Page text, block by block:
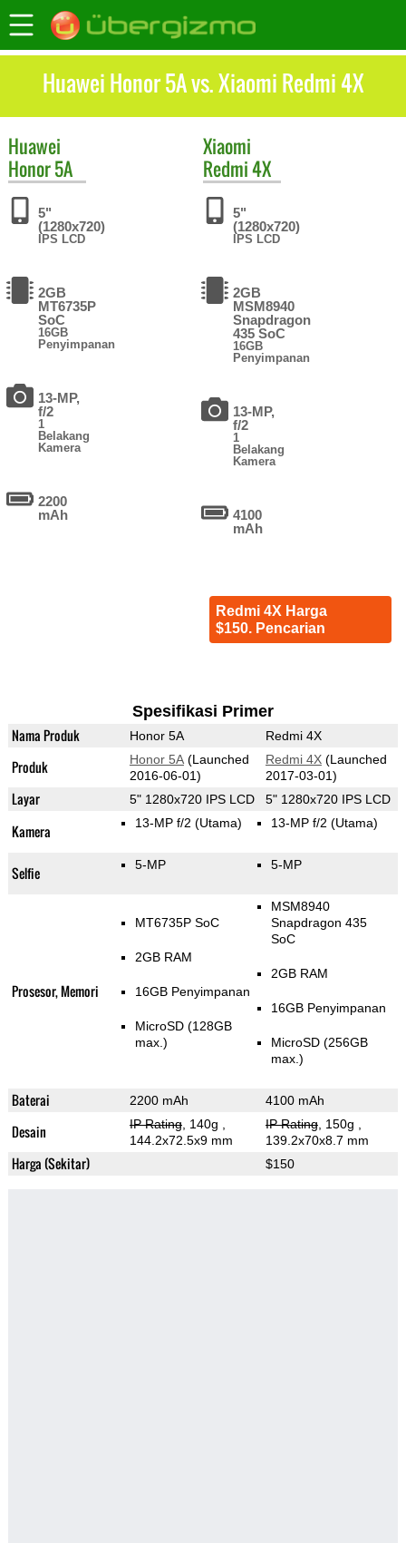
Huawei Honor 5A vs. Xiaomi Redmi 4X
Huawei
Honor 5A
5"
(1280x720)
IPS LCD
2GB
MT6735P
SoC
16GB
Penyimpanan
13-MP,
f/2
1
Belakang
Kamera
2200
mAh
Xiaomi
Redmi 4X
5"
(1280x720)
IPS LCD
2GB
MSM8940
Snapdragon
435 SoC
16GB
Penyimpanan
13-MP,
f/2
1
Belakang
Kamera
4100
mAh
Redmi 4X Harga
$150. Pencarian
Spesifikasi Primer
Nama Produk Honor 5A Redmi 4X
Produk Honor 5A(Launched
2016-06-01)
Redmi 4X(Launched
2017-03-01)
Layar 5" 1280x720 IPS LCD 5" 1280x720 IPS LCD
Kamera 13-MP f/2 (Utama) 13-MP f/2 (Utama)
Selfie 5-MP 5-MP
Prosesor, Memori
MT6735P SoC
2GB RAM
16GB Penyimpanan
MicroSD (128GB
max.)
MSM8940
Snapdragon 435
SoC
2GB RAM
16GB Penyimpanan
MicroSD (256GB
max.)
Baterai 2200 mAh 4100 mAh
Desain IP Rating, 140g
144.2x72.5x9 mm
IP Rating, 150g
139.2x70x8.7 mm
Harga (Sekitar) $150